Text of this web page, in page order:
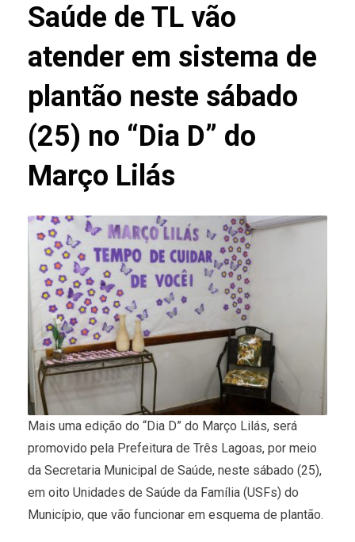
Saúde de TL vão
atender em sistema de
plantão neste sábado
(25) no “Dia D” do
Março Lilás
Mais uma edição do “Dia D” do Março Lilás, será
promovido pela Prefeitura de Três Lagoas, por meio
da Secretaria Municipal de Saúde, neste sábado (25),
em oito Unidades de Saúde da Família (USFs) do
Município, que vão funcionar em esquema de plantão.